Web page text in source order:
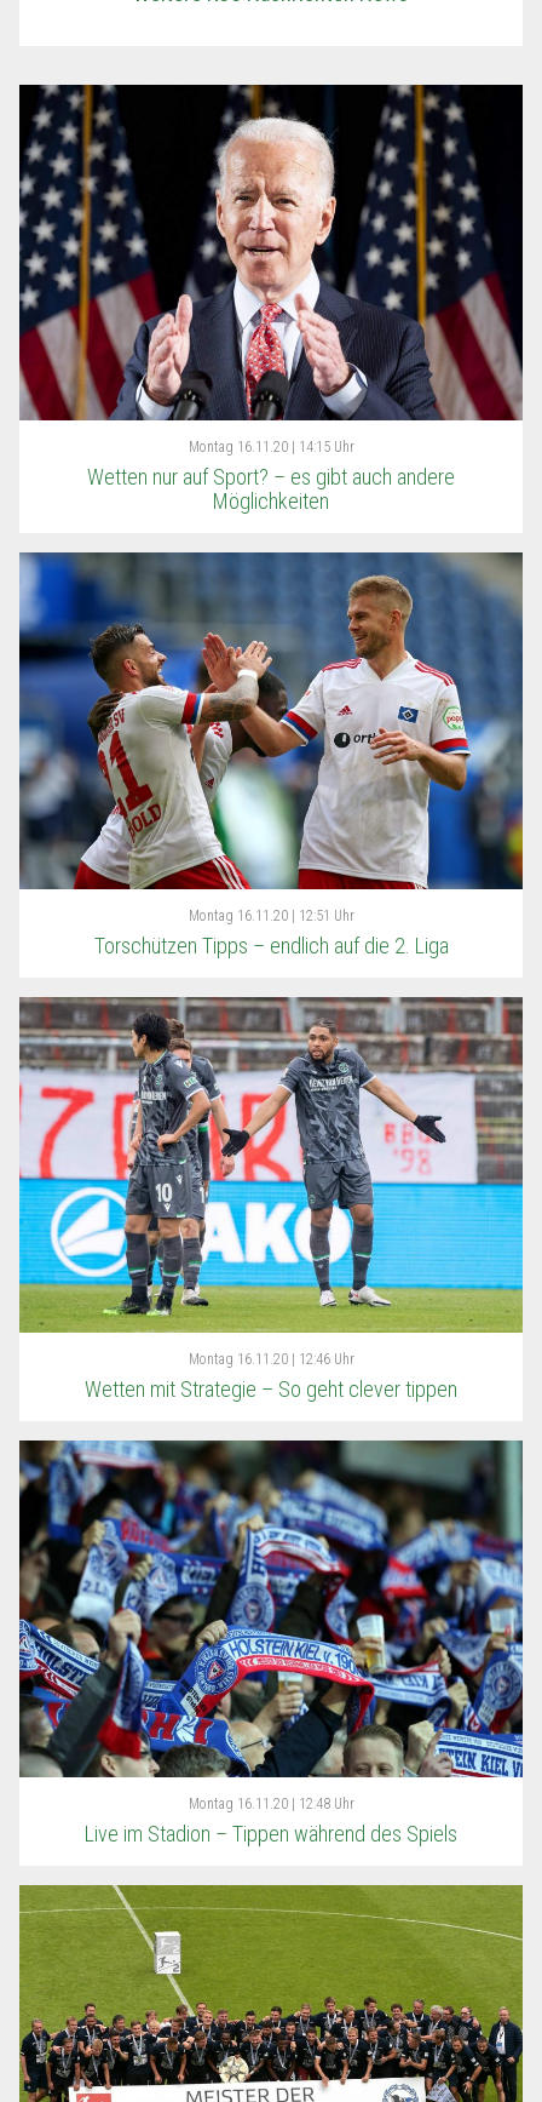
Montag 16.11.20 | 14:15 Uhr
Wetten nur auf Sport? – es gibt auch andere
Möglichkeiten
Montag 16.11.20 | 12:51 Uhr
Torschützen Tipps – endlich auf die 2. Liga
Montag 16.11.20 | 12:46 Uhr
Wetten mit Strategie – So geht clever tippen
Montag 16.11.20 | 12:48 Uhr
Live im Stadion – Tippen während des Spiels